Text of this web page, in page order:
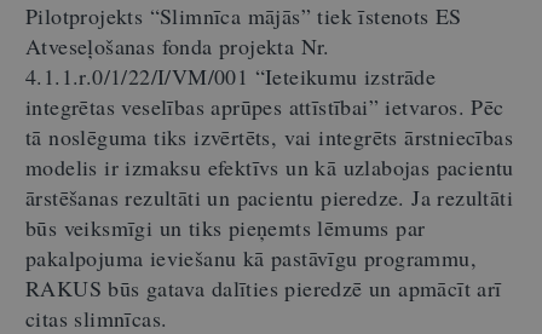
Pilotprojekts “Slimnīca mājās” tiek īstenots ES
Atveseļošanas fonda projekta Nr.
4.1.1.r.0/1/22/I/VM/001 “Ieteikumu izstrāde
integrētas veselības aprūpes attīstībai” ietvaros. Pēc
tā noslēguma tiks izvērtēts, vai integrēts ārstniecības
modelis ir izmaksu efektīvs un kā uzlabojas pacientu
ārstēšanas rezultāti un pacientu pieredze. Ja rezultāti
būs veiksmīgi un tiks pieņemts lēmums par
pakalpojuma ieviešanu kā pastāvīgu programmu,
RAKUS būs gatava dalīties pieredzē un apmācīt arī
citas slimnīcas.